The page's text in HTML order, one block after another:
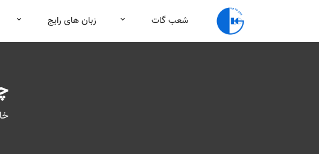
شعب گات زبان های رایج